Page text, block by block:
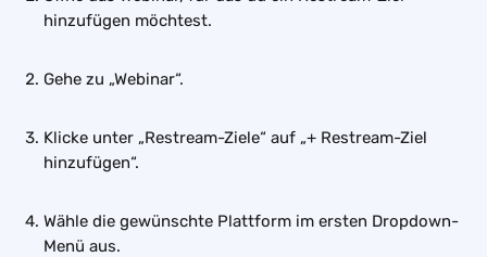
hinzufügen möchtest.
Gehe zu „Webinar“.
Klicke unter „Restream-Ziele“ auf „+ Restream-Ziel
hinzufügen“.
Wähle die gewünschte Plattform im ersten Dropdown-
Menü aus.